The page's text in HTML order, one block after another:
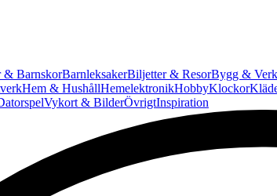
& BarnskorBarnleksakerBiljetter & ResorBygg &
Hem & HushållHemelektronikHobbyKlockor
Vykort & BilderÖvrigtInspiration